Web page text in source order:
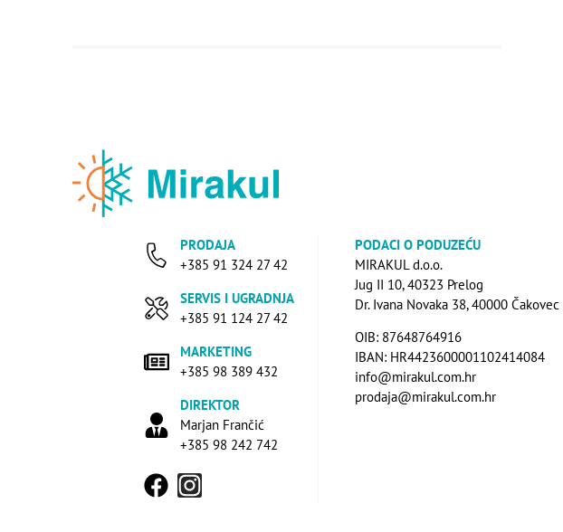
PRODAJA
+385 91 324 27 42
SERVIS I UGRADNJA
+385 91 124 27 42
MARKETING
+385 98 389 432
DIREKTOR
Marjan Frančić
+385 98 242 742
PODACI O PODUZEĆU
MIRAKUL d.o.o.
Jug II 10, 40323 Prelog
Dr. Ivana Novaka 38, 40000 Čakovec
OIB: 87648764916
IBAN: HR4423600001102414084
info@mirakul.com.hr
prodaja@mirakul.com.hr